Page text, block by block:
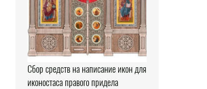
Сбор средств на написание икон для
иконостаса правого придела